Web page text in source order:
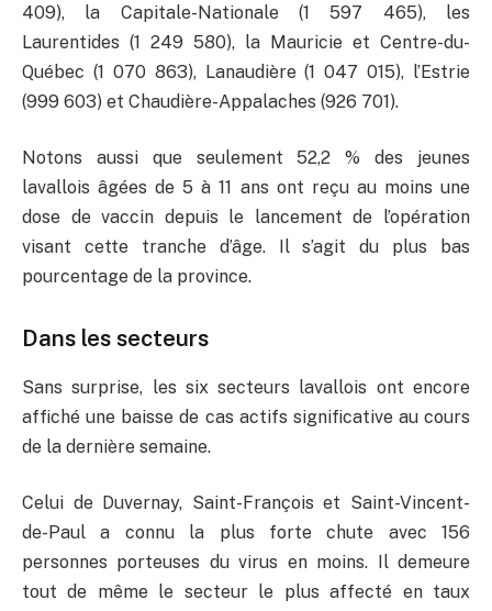
409), la Capitale-Nationale (1 597 465), les
Laurentides (1 249 580), la Mauricie et Centre-du-
Québec (1 070 863), Lanaudière (1 047 015), l’Estrie
(999 603) et Chaudière-Appalaches (926 701).
Notons aussi que seulement 52,2 % des jeunes
lavallois âgées de 5 à 11 ans ont reçu au moins une
dose de vaccin depuis le lancement de l’opération
visant cette tranche d’âge. Il s’agit du plus bas
pourcentage de la province.
Dans les secteurs
Sans surprise, les six secteurs lavallois ont encore
affiché une baisse de cas actifs significative au cours
de la dernière semaine.
Celui de Duvernay, Saint-François et Saint-Vincent-
de-Paul a connu la plus forte chute avec 156
personnes porteuses du virus en moins. Il demeure
tout de même le secteur le plus affecté en taux